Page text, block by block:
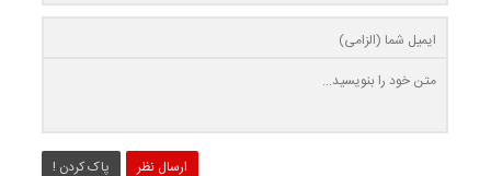
ارسال نظر پاک کردن !